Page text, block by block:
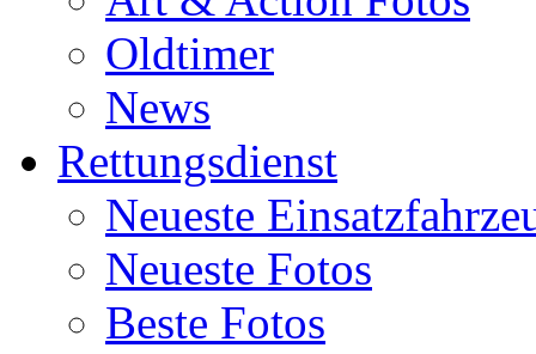
Oldtimer
News
Rettungsdienst
Neueste
Neueste Fotos
Beste Fotos